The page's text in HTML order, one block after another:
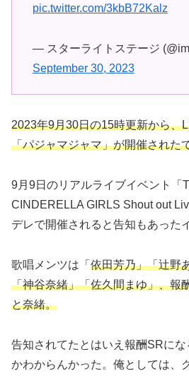
pic.twitter.com/3kbB72Kalz
— スターライトステージ
September 30, 2023
2023年9月30日の15時更新から、
「パジャマジャマ」が開催された
9月9日のリアルライブイベント「
CINDERELLA GIRLS Shout out
デレで開催されると告知もあった
歌唱メンツは「 依田芳乃」「辻野
「神谷奈緒」「佐久間まゆ」、報
と奈緒。
告知されてたとはいえ報酬SRに
かわからんかった。俺としては、